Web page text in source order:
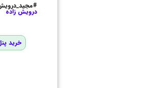
درویش زاده
خرید